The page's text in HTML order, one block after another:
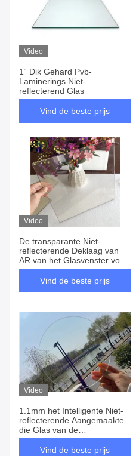
Video
1“ Dik Gehard Pvb-
Laminerings Niet-
reflecterend Glas
Vind de beste prijs
Video
De transparante Niet-
reflecterende Deklaag van
AR van het Glasvenster voor
Gebouwen 6mm
Vind de beste prijs
Video
1.1mm het Intelligente Niet-
reflecterende Aangemaakte
die Glas van de
Aanrakingsschakelaar aan
Grootte wordt gesneden
Vind de beste prijs